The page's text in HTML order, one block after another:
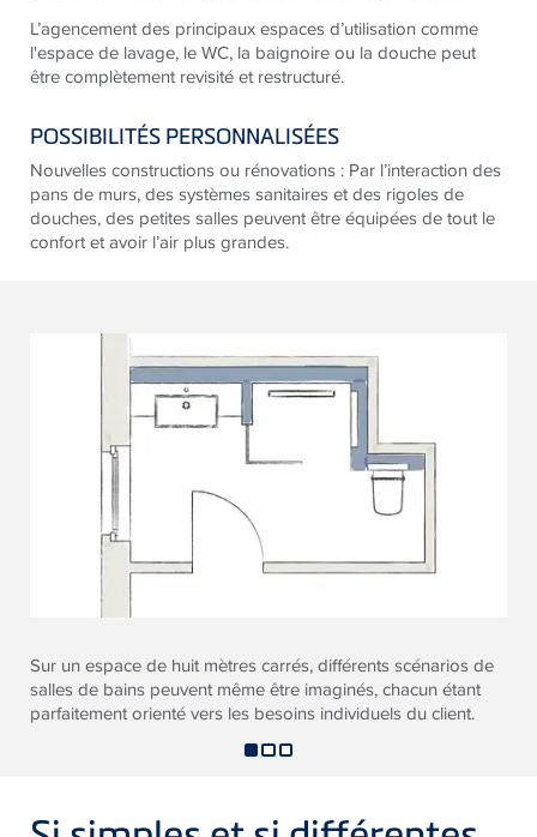
L’agencement des principaux espaces d’utilisation comme
l'espace de lavage, le WC, la baignoire ou la douche peut
être complètementrevisité et restructuré.
POSSIBILITÉS PERSONNALISÉES
Nouvelles constructions ou rénovations : Par l’interaction des
pans de murs, des systèmes sanitaires et des rigoles de
douches, des petites salles peuvent être équipées de tout le
confort et avoir l’air plus grandes.
Sur un espace de huit mètres carrés, différents scénarios de
salles de bains peuvent même être imaginés, chacun étant
parfaitement orienté vers les besoins individuels du client.